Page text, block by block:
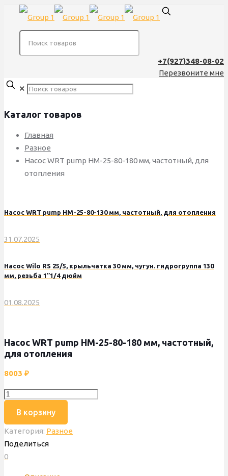
+7(927)348-08-02
Перезвоните мне
✕
Каталог товаров
Главная
Разное
Насос WRT pump HM-25-80-180 мм, частотный, для
отопления
Насос WRT pump HM-25-80-130 мм, частотный, для отопления
31.07.2025
Насос Wilo RS 25/5, крыльчатка 30 мм, чугун. гидрогруппа 130
мм, резьба 1″1/4 дюйм
01.08.2025
Насос WRT pump HM-25-80-180 мм, частотный,
для отопления
8003 ₽
Количество
WRT
pump
HM-
В корзину
Категория: Разное
Поделиться
0